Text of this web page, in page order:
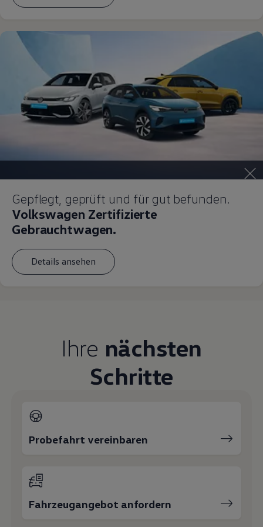
Magazin
Transport
Pannen- und Unfallhilfe
Volkswagen Kundenbetreuung
Gepflegt, geprüft und für gut befunden.
Volkswagen Zertifizierte
Gebrauchtwagen.
Details ansehen
Ihre nächsten
Schritte
Probefahrt vereinbaren
Fahrzeugangebot anfordern